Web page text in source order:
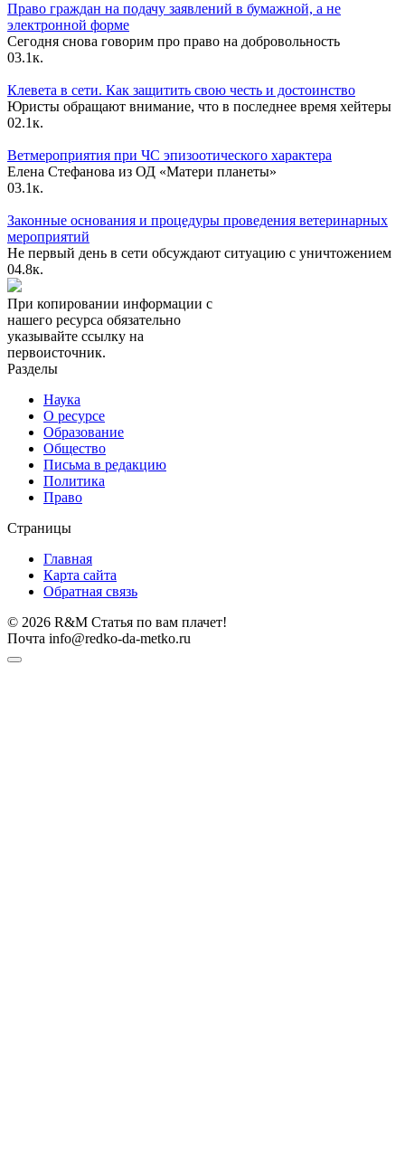
Право граждан на подачу заявлений в бумажной, а не
электронной форме
Сегодня снова говорим про право на добровольность
03.1к.
Клевета в сети. Как защитить свою честь и достоинство
Юристы обращают внимание, что в последнее время хейтеры
02.1к.
Ветмероприятия при ЧС эпизоотического характера
Елена Стефанова из ОД «Матери планеты»
03.1к.
Законные основания и процедуры проведения ветеринарных
мероприятий
Не первый день в сети обсуждают ситуацию с уничтожением
04.8к.
При копировании информации с
нашего ресурса обязательно
указывайте ссылку на
первоисточник.
Разделы
Наука
О ресурсе
Образование
Общество
Письма в редакцию
Политика
Право
Страницы
Главная
Карта сайта
Обратная связь
© 2026 R&M Статья по вам плачет!
Почта info@redko-da-metko.ru